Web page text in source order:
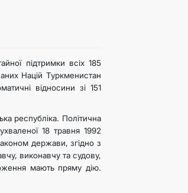
підтримки всіх 185
Націй Туркменистан
відносини зі 151
республіка. Політична
18 травня 1992
держави, згідно з
виконавчу та судову,
мають пряму дію.